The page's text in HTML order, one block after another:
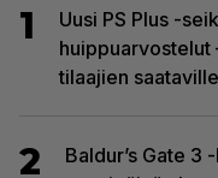
1
Uusi PS Plus -
huippuarvostelut
tilaajien saataville
2
Baldur’s Gate 3